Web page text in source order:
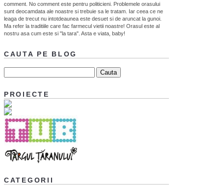
comment. No comment este pentru politicieni. Problemele orasului
sunt deocamdata ale noastre si trebuie sa le tratam. Iar ceea ce ne
leaga de trecut nu intotdeaunea este desuet si de aruncat la gunoi.
Ma refer la traditiile care fac farmecul vietii noastre! Orasul este al
nostru asa cum este si "la tara". Asta e viata, baby!
CAUTA PE BLOG
PROIECTE
CATEGORII